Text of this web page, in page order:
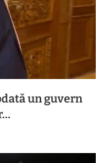
un guvern